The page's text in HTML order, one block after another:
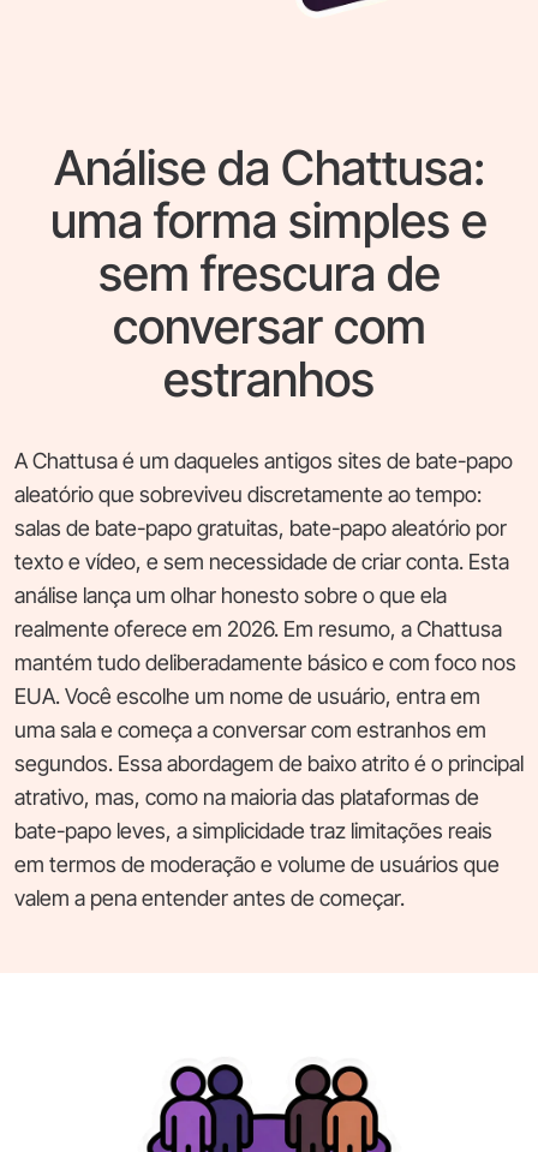
Análise da Chattusa:
uma forma simples e
sem frescura de
conversar com
estranhos
A Chattusa é um daqueles antigos sites de bate-papo
aleatório que sobreviveu discretamente ao tempo:
salas de bate-papo gratuitas, bate-papo aleatório por
texto e vídeo, e sem necessidade de criar conta. Esta
análise lança um olhar honesto sobre o que ela
realmente oferece em 2026. Em resumo, a Chattusa
mantém tudo deliberadamente básico e com foco nos
EUA. Você escolhe um nome de usuário, entra em
uma sala e começa a conversar com estranhos em
segundos. Essa abordagem de baixo atrito é o principal
atrativo, mas, como na maioria das plataformas de
bate-papo leves, a simplicidade traz limitações reais
em termos de moderação e volume de usuários que
valem a pena entender antes de começar.